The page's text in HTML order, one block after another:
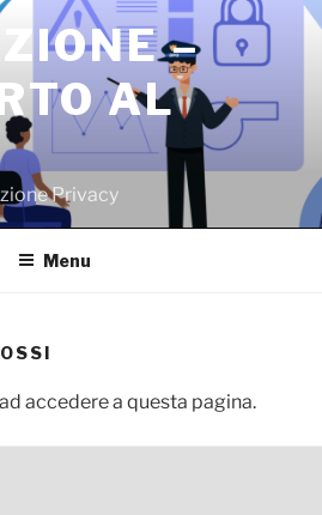
–
AL
Privacy
Menu
accedere a questa pagina.